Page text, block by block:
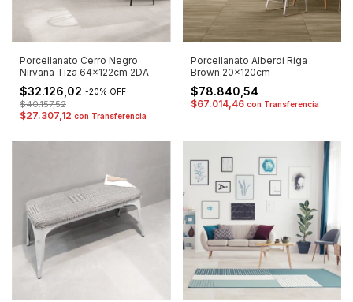
Porcellanato Cerro Negro
Nirvana Tiza 64x122cm 2DA
$32.126,02 -20% OFF
$40.157,52
$27.307,12 con Transferencia
Porcellanato Alberdi Riga
Brown 20x120cm
$78.840,54
$67.014,46 con Transferencia